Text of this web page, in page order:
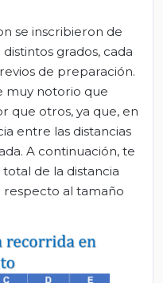
se inscribieron de
grados, cada
de preparación.
muy notorio que
que otros, ya que, en
entre las distancias
A continuación, te
de la distancia
al tamaño